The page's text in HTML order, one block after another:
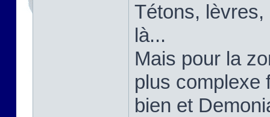
Tétons,
là...
Mais pour la
plus complexe
bien et